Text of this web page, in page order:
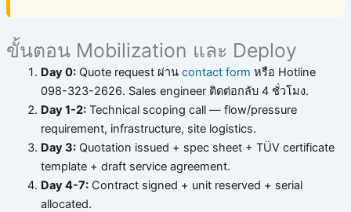
ขั้นตอน Mobilization และ Deploy
Day 0:Quote request ผ่าน contact form หรือ Hotline
098-323-2626. Sales engineer ติดต่อกลับ 4 ชั่วโมง.
Day 1-2:Technical scoping call — flow/pressure
requirement, infrastructure, site logistics.
Day 3:Quotation issued + spec sheet + TÜV certificate
template + draft service agreement.
Day 4-7:Contract signed + unit reserved + serial
allocated.